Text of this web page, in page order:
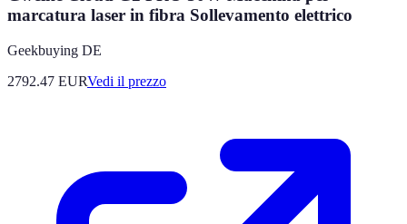
marcatura laser in fibra Sollevamento elettrico
Geekbuying DE
2792.47 EURVedi il prezzo